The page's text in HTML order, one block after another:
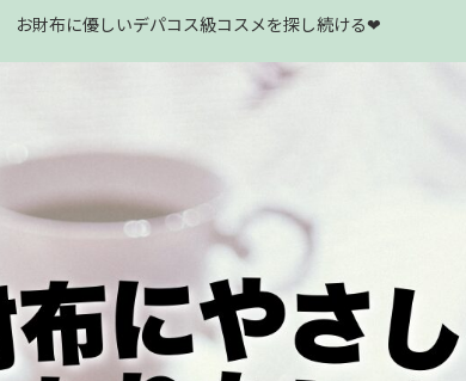
お財布に優しいデパコス級コスメを探し続ける❤︎